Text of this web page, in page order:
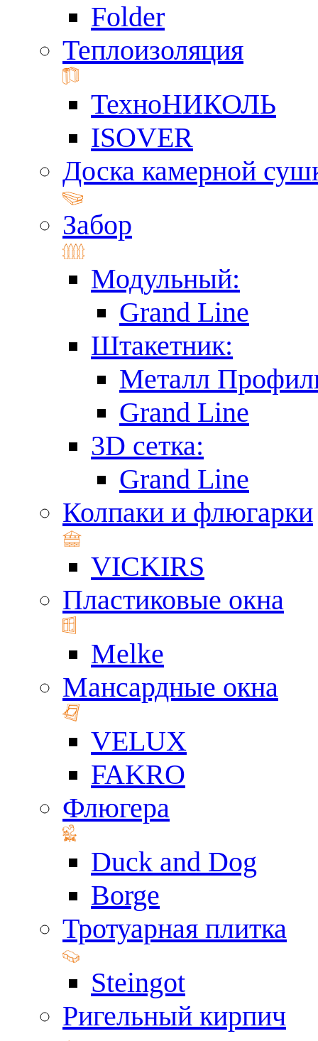
Folder
Теплоизоляция
ТехноНИКОЛЬ
ISOVER
Доска камерной
Забор
Модульный:
Grand Line
Штакетник:
Металл
Grand Line
3D сетка:
Grand Line
Колпаки и флюгарки
VICKIRS
Пластиковые окна
Melke
Мансардные окна
VELUX
FAKRO
Флюгера
Duck and Dog
Borge
Тротуарная плитка
Steingot
Ригельный кирпич